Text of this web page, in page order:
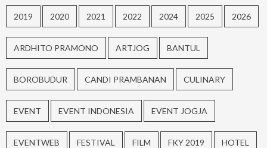
2019 2020 2021 2022 2024 2025 2026
ARDHITO PRAMONO ARTJOG BANTUL
BOROBUDUR CANDI PRAMBANAN CULINARY
EVENT EVENT INDONESIA EVENT JOGJA
EVENTWEB FESTIVAL FILM FKY 2019 HOTEL